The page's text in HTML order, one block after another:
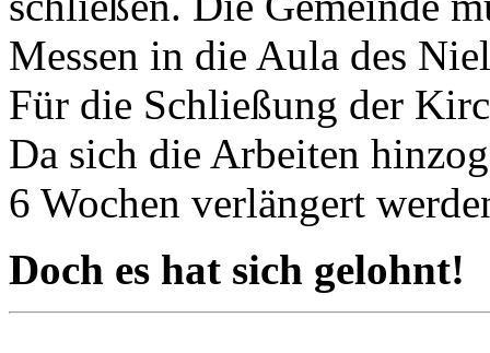
Messen in die Aula des
Für die Schließung der
Da sich die Arbeiten
6 Wochen verlängert
Doch es hat sich gelohnt!